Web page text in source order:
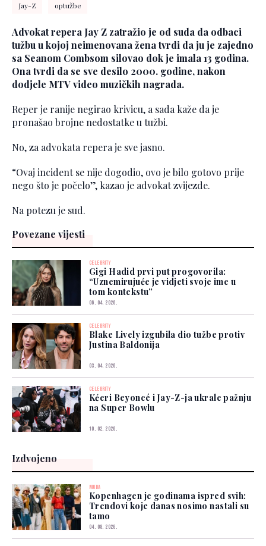
Jay-Z optužbe
Advokat repera Jay Z zatražio je od suda da odbaci
tužbu u kojoj neimenovana žena tvrdi da ju je zajedno
sa Seanom Combsom silovao dok je imala 13 godina.
Ona tvrdi da se sve desilo 2000. godine, nakon
dodjele MTV video muzičkih nagrada.
Reper je ranije negirao krivicu, a sada kaže da je
pronašao brojne nedostatke u tužbi.
No, za advokata repera je sve jasno.
“Ovaj incident se nije dogodio, ovo je bilo gotovo prije
nego što je počelo”, kazao je advokat zvijezde.
Na potezu je sud.
Povezane vijesti
CELEBRITY
Gigi Hadid prvi put progovorila:
“Uznemirujuće je vidjeti svoje ime u
tom kontekstu”
06. 04. 2026.
CELEBRITY
Blake Lively izgubila dio tužbe protiv
Justina Baldonija
03. 04. 2026.
CELEBRITY
Kćeri Beyoncé i Jay-Z-ja ukrale pažnju
na Super Bowlu
10. 02. 2026.
Izdvojeno
MODA
Kopenhagen je godinama ispred svih:
Trendovi koje danas nosimo nastali su
tamo
04. 08. 2026.